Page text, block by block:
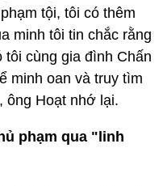
tội, tôi có thêm
minh tôi tin chắc rằng
tôi cùng gia đình Chấn
minh oan và truy tìm
ông Hoạt nhớ lại.
phạm qua "linh